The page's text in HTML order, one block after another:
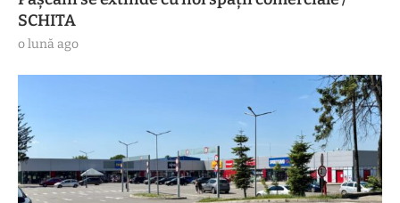
SCHITA
o lună ago